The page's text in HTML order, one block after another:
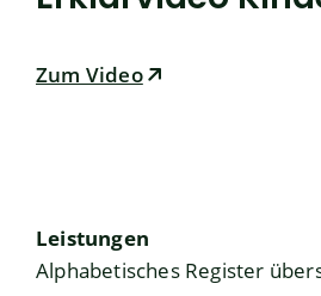
Zum Video
Leistungen
Alphabetisches Register